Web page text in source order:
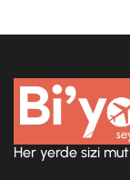
Her yerde sizi